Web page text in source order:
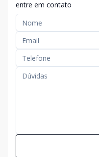
entre em contato